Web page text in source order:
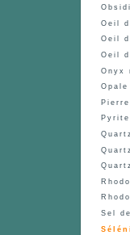
Oeil
Oeil
Oeil
Onyx
Opale
Pyrite
Sel